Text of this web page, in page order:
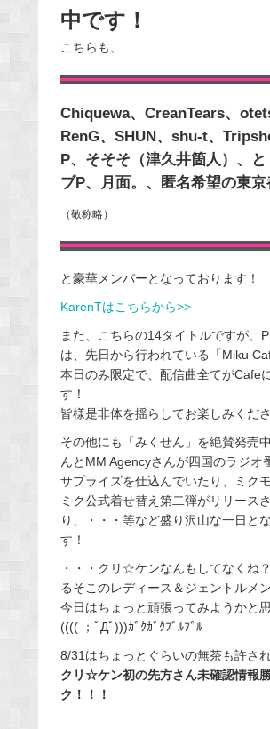
中です！
こちらも、
Chiquewa、CreanTears、
RenG、SHUN、shu-t、
P、そそそ（津久井箇人）、と
ブP、月面。、匿名希望の東京
（敬称略）
と豪華メンバーとなっております！
KarenTはこちらから>>
また、こちらの14タイトルですが、
は、先日から行われている「Miku
本日のみ限定で、配信曲全てがCafe
す！
皆様是非体を揺らしてお楽しみくだ
その他にも「みくせん」を絶賛発売
んとMM Agencyさんが四国のラジオ
サプライズを仕込んでいたり、ミク
ミク公式着せ替え第二弾がリリース
り、・・・等など盛り沢山な一日と
す！
・・・クリ☆ケンなんもしてなくね
るそこのレディース＆ジェントルメン
今日はちょっと頑張ってみようかと
(((( ；ﾟДﾟ)))ｶﾞｸｶﾞｸﾌﾞﾙﾌﾞﾙ
8/31はちょっとぐらいの無茶も許さ
クリ☆ケン初の先方さん未確認情報
ク！！！